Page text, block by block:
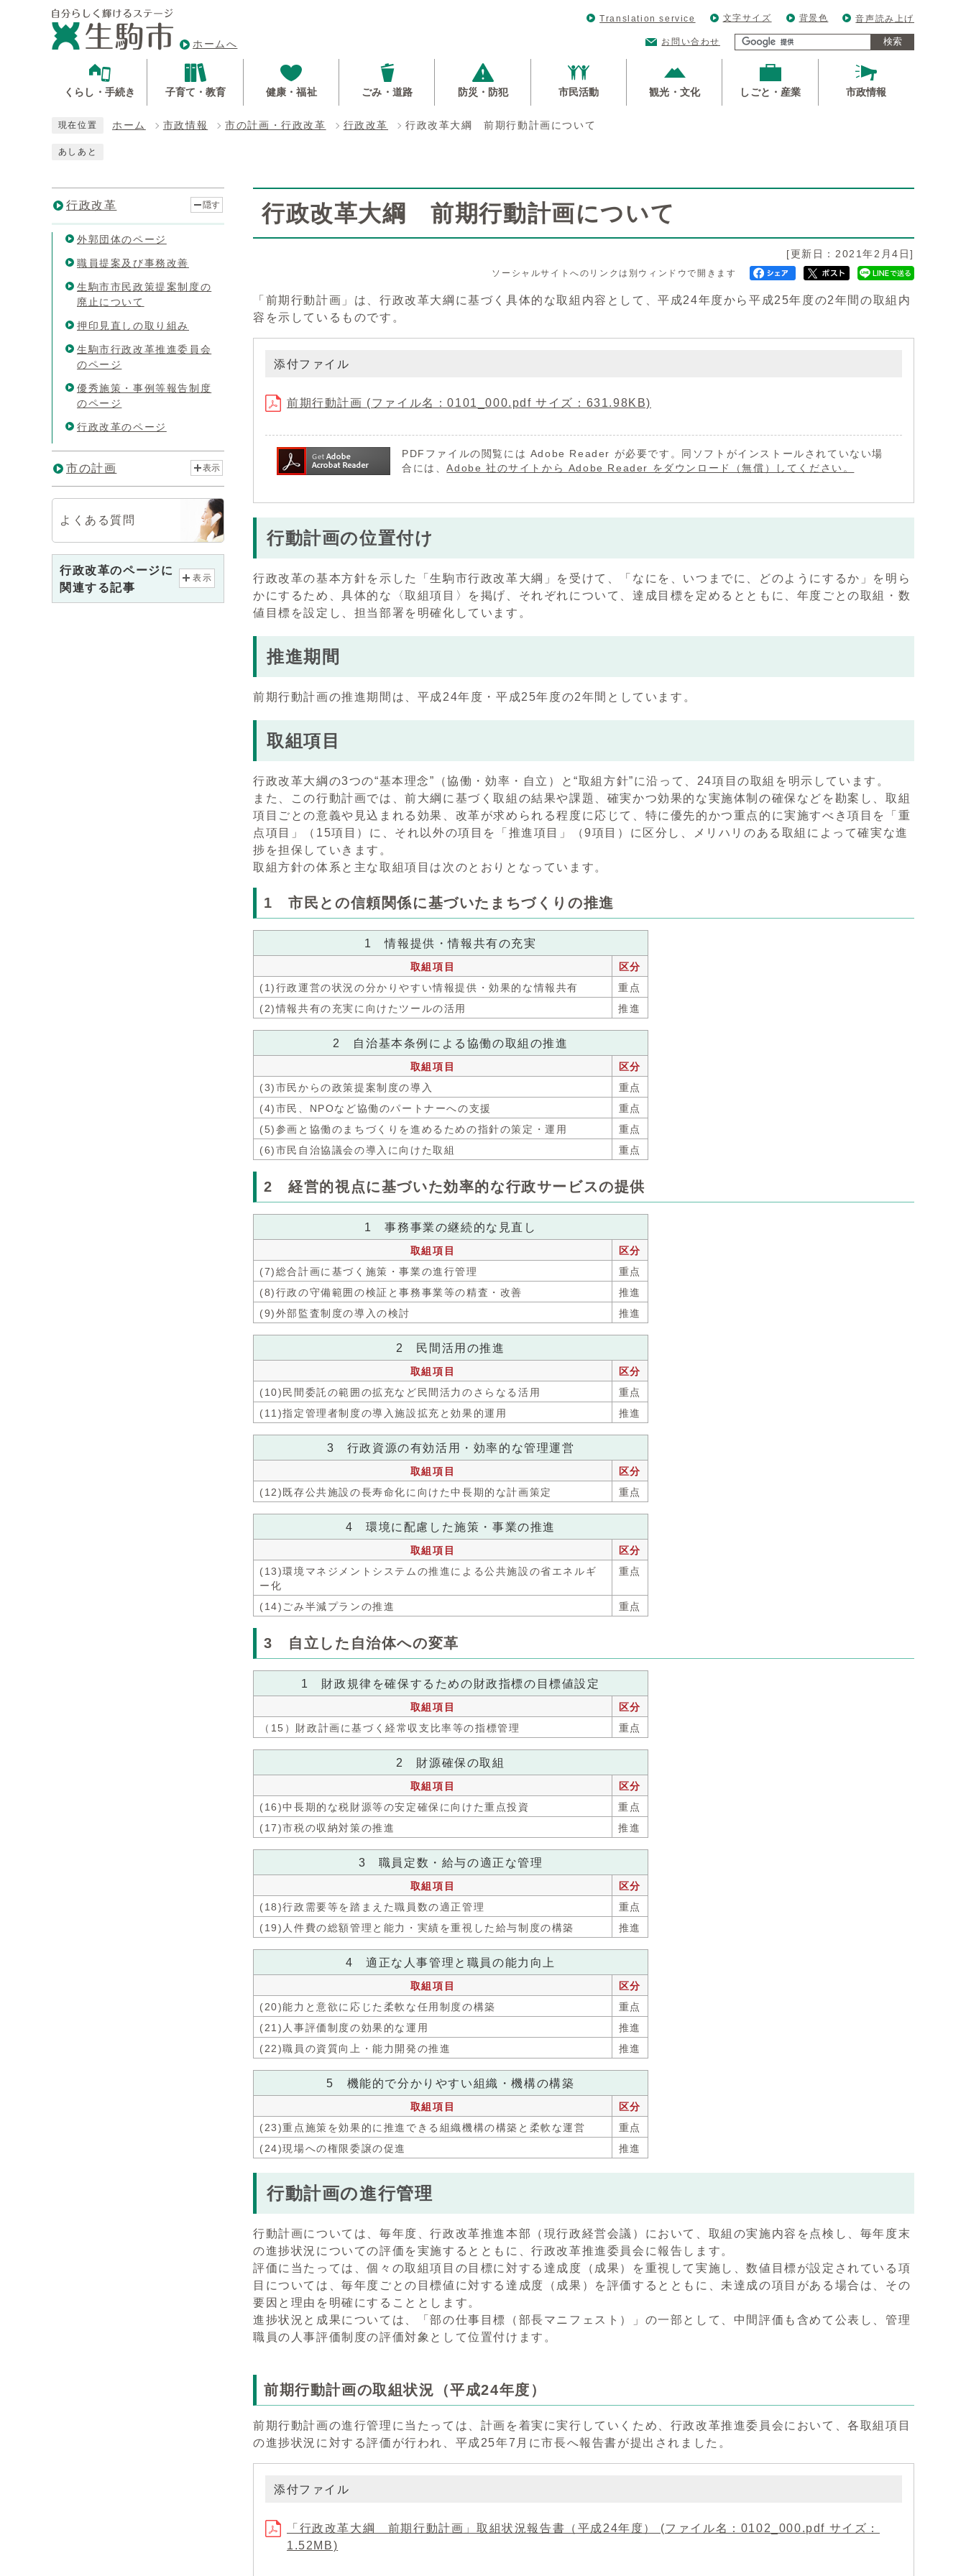
ホームへ
Translation service 文字サイズ 背景色 音声読み上げ
お問い合わせ 検索
くらし・手続き 子育て・教育 健康・福祉 ごみ・道路 防災・防犯 市民活動 観光・文化 しごと・産業 市政情報
現在位置 ホーム 市政情報 市の計画・行政改革 行政改革 行政改革大綱 前期行動計画について
あしあと
行政改革大綱 前期行動計画について
[更新日：2021年2月4日]
ソーシャルサイトへのリンクは別ウィンドウで開きます
「前期行動計画」は、行政改革大綱に基づく具体的な取組内容として、平成24年度から平成25年度の2年間の取組内
容を示しているものです。
添付ファイル
前期行動計画 (ファイル名：0101_000.pdf サイズ：631.98KB)
PDFファイルの閲覧には Adobe Reader が必要です。同ソフトがインストールされていない場
合には、Adobe 社のサイトから Adobe Reader をダウンロード（無償）してください。
行動計画の位置付け
行政改革の基本方針を示した「生駒市行政改革大綱」を受けて、「なにを、いつまでに、どのようにするか」を明ら
かにするため、具体的な〈取組項目〉を掲げ、それぞれについて、達成目標を定めるとともに、年度ごとの取組・数
値目標を設定し、担当部署を明確化しています。
推進期間
前期行動計画の推進期間は、平成24年度・平成25年度の2年間としています。
取組項目
行政改革大綱の3つの“基本理念”（協働・効率・自立）と“取組方針”に沿って、24項目の取組を明示しています。
また、この行動計画では、前大綱に基づく取組の結果や課題、確実かつ効果的な実施体制の確保などを勘案し、取組
項目ごとの意義や見込まれる効果、改革が求められる程度に応じて、特に優先的かつ重点的に実施すべき項目を「重
点項目」（15項目）に、それ以外の項目を「推進項目」（9項目）に区分し、メリハリのある取組によって確実な進
捗を担保していきます。
取組方針の体系と主な取組項目は次のとおりとなっています。
1 市民との信頼関係に基づいたまちづくりの推進
1 情報提供・情報共有の充実
取組項目
区分
(1)行政運営の状況の分かりやすい情報提供・効果的な情報共有
重点
(2)情報共有の充実に向けたツールの活用
推進
2 自治基本条例による協働の取組の推進
取組項目
区分
(3)市民からの政策提案制度の導入
重点
(4)市民、NPOなど協働のパートナーへの支援
重点
(5)参画と協働のまちづくりを進めるための指針の策定・運用
重点
(6)市民自治協議会の導入に向けた取組
重点
2 経営的視点に基づいた効率的な行政サービスの提供
1 事務事業の継続的な見直し
取組項目
区分
(7)総合計画に基づく施策・事業の進行管理
重点
(8)行政の守備範囲の検証と事務事業等の精査・改善
推進
(9)外部監査制度の導入の検討
推進
2 民間活用の推進
取組項目
区分
(10)民間委託の範囲の拡充など民間活力のさらなる活用
重点
(11)指定管理者制度の導入施設拡充と効果的運用
推進
3 行政資源の有効活用・効率的な管理運営
取組項目
区分
(12)既存公共施設の長寿命化に向けた中長期的な計画策定
重点
4 環境に配慮した施策・事業の推進
取組項目
区分
(13)環境マネジメントシステムの推進による公共施設の省エネルギ
ー化
重点
(14)ごみ半減プランの推進 重点
3 自立した自治体への変革
1 財政規律を確保するための財政指標の目標値設定
取組項目
区分
（15）財政計画に基づく経常収支比率等の指標管理
重点
2 財源確保の取組
取組項目
区分
(16)中長期的な税財源等の安定確保に向けた重点投資
重点
(17)市税の収納対策の推進
推進
3 職員定数・給与の適正な管理
取組項目
区分
(18)行政需要等を踏まえた職員数の適正管理
重点
(19)人件費の総額管理と能力・実績を重視した給与制度の構築
推進
4 適正な人事管理と職員の能力向上
取組項目
区分
(20)能力と意欲に応じた柔軟な任用制度の構築
重点
(21)人事評価制度の効果的な運用
推進
(22)職員の資質向上・能力開発の推進
推進
5 機能的で分かりやすい組織・機構の構築
取組項目
区分
(23)重点施策を効果的に推進できる組織機構の構築と柔軟な運営
重点
(24)現場への権限委譲の促進
推進
行動計画の進行管理
行動計画については、毎年度、行政改革推進本部（現行政経営会議）において、取組の実施内容を点検し、毎年度末
の進捗状況についての評価を実施するとともに、行政改革推進委員会に報告します。
評価に当たっては、個々の取組項目の目標に対する達成度（成果）を重視して実施し、数値目標が設定されている項
目については、毎年度ごとの目標値に対する達成度（成果）を評価するとともに、未達成の項目がある場合は、その
要因と理由を明確にすることとします。
進捗状況と成果については、「部の仕事目標（部長マニフェスト）」の一部として、中間評価も含めて公表し、管理
職員の人事評価制度の評価対象として位置付けます。
前期行動計画の取組状況（平成24年度）
前期行動計画の進行管理に当たっては、計画を着実に実行していくため、行政改革推進委員会において、各取組項目
の進捗状況に対する評価が行われ、平成25年7月に市長へ報告書が提出されました。
添付ファイル
「行政改革大綱 前期行動計画」取組状況報告書（平成24年度） (ファイル名：0102_000.pdf サイズ：
1.52MB)
行政改革 隠す
外郭団体のページ
職員提案及び事務改善
生駒市市民政策提案制度の
廃止について
押印見直しの取り組み
生駒市行政改革推進委員会
のページ
優秀施策・事例等報告制度
のページ
行政改革のページ
市の計画 表示
よくある質問
行政改革のページに
関連する記事
表示